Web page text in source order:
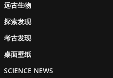
远古生物
探索发现
考古发现
桌面壁纸
SCIENCE NEWS